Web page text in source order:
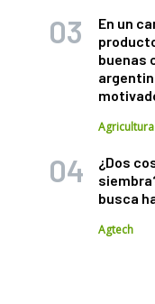
En un
buenas
Agricultura
¿Dos
busca
Agtech